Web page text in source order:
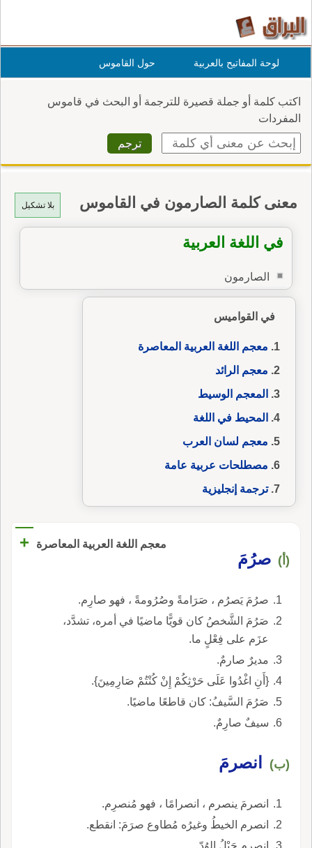
لوحة المفاتيح بالعربية حول القاموس
اكتب كلمة أو جملة قصيرة للترجمة أو البحث في قاموس
المفردات
بلا تشكيل معنى كلمة الصارمون في القاموس
في اللغة العربية
الصارمون
في القواميس
معجم اللغة العربية المعاصرة
معجم الرائد
المعجم الوسيط
المحيط في اللغة
معجم لسان العرب
مصطلحات عربية عامة
ترجمة إنجليزية
معجم اللغة العربية المعاصرة +
(أ) صرُمَ
صرُمَ يَصرُم ، صَرَامةً وصُرُومةً ، فهو صارِم.
صَرُمَ الشَّخصُ كان قويًّا ماضيًا في أمره، تشدَّد،
عزَم على فِعْلٍ ما.
مديرٌ صارمٌ.
{أَنِ اغْدُوا عَلَى حَرْثِكُمْ إِنْ كُنْتُمْ صَارِمِينَ}.
صَرُمَ السَّيفُ: كان قاطعًا ماضيًا.
سيفٌ صارِمٌ.
(ب) انصرمَ
انصرمَ ينصرم ، انصرامًا ، فهو مُنصرِم.
انصرم الخيطُ وغيرُه مُطاوع صرَمَ: انقطع.
انصرم حَبْلُ الوُدّ.